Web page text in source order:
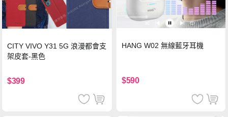
CITY VIVO Y31 5G 浪漫都會支
架皮套-黑色
$399
HANG W02 無線藍牙耳機
$590